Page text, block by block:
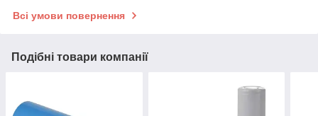
Всі умови повернення
Подібні товари компанії